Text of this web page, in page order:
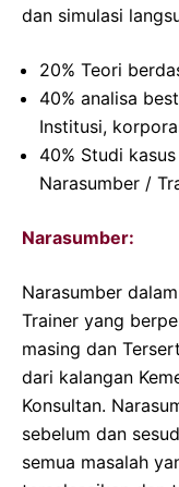
dan simulasi
20% Teori
40% analisa
Institusi,
40% Studi
Narasumber /
Narasumber:
Narasumber
Trainer yang
masing dan
dari kalangan
Konsultan.
sebelum dan
semua masalah